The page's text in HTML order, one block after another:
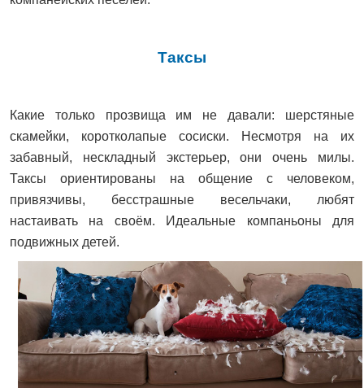
Таксы
Какие только прозвища им не давали: шерстяные
скамейки, коротколапые сосиски. Несмотря на их
забавный, нескладный экстерьер, они очень милы.
Таксы ориентированы на общение с человеком,
привязчивы, бесстрашные весельчаки, любят
настаивать на своём. Идеальные компаньоны для
подвижных детей.